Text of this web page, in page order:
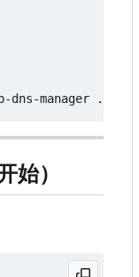
始）